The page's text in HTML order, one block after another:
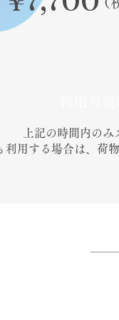
上記の時間内の
利用する場合は、荷